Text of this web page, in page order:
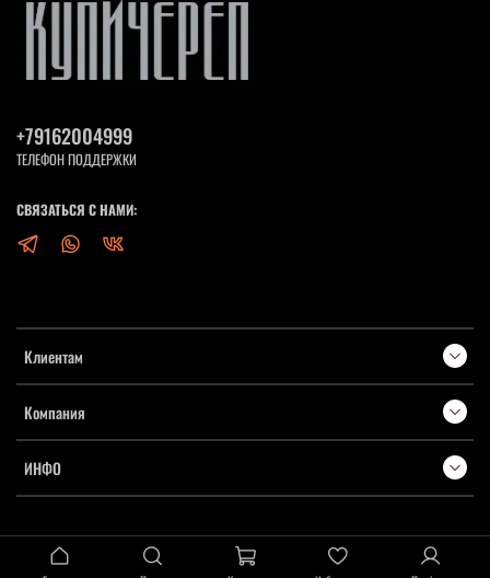
Клиентам
Компания
ИНФО
+79162004999
ТЕЛЕФОН ПОДДЕРЖКИ
СВЯЗАТЬСЯ С НАМИ: